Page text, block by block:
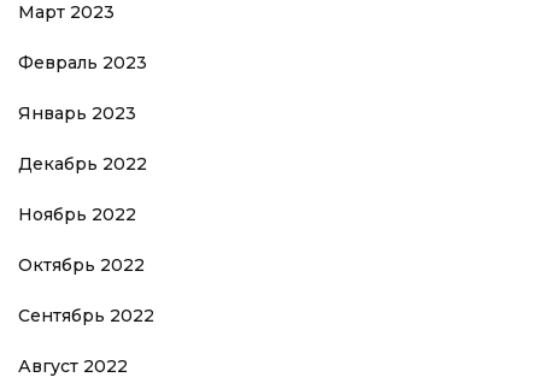
Март 2023
Февраль 2023
Январь 2023
Декабрь 2022
Ноябрь 2022
Октябрь 2022
Сентябрь 2022
Август 2022